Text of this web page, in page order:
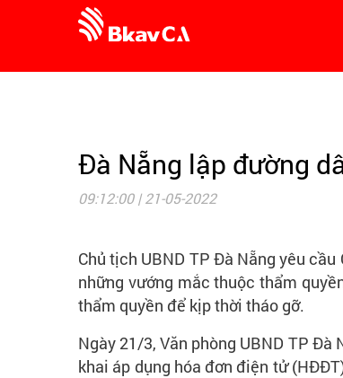
Đà Nẵng lập đường
09:12:00 | 21-05-2022
Chủ tịch UBND TP Đà Nẵng yêu
những vướng mắc thuộc thẩm
thẩm quyền để kịp thời tháo gỡ.
Ngày 21/3, Văn phòng UBND TP
khai áp dụng hóa đơn điện tử